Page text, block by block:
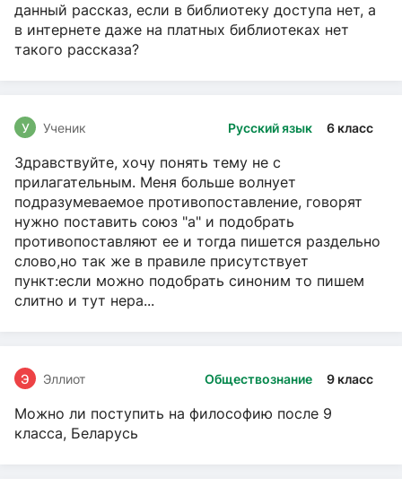
данный рассказ, если в библиотеку доступа нет, а
в интернете даже на платных библиотеках нет
такого рассказа?
Русский язык 6 класс
У Ученик
Здравствуйте, хочу понять тему не с
прилагательным. Меня больше волнует
подразумеваемое противопоставление, говорят
нужно поставить союз "а" и подобрать
противопоставляют ее и тогда пишется раздельно
слово,но так же в правиле присутствует
пункт:если можно подобрать синоним то пишем
слитно и тут нера...
Обществознание 9 класс
Э Эллиот
Можно ли поступить на философию после 9
класса, Беларусь